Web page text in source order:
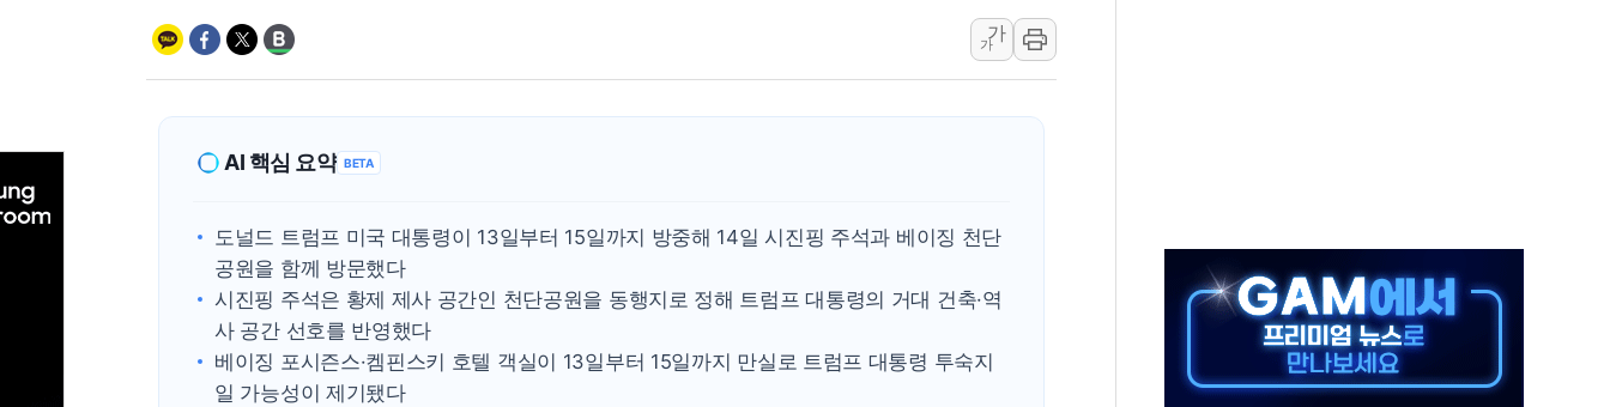
"최대 2시간 앞서 침수 예측"…건설연, AI 위험기상 기술 개발
유니슨 "국내생산세액공제·인증제도 개선 수혜 기대"
창호 교체하다 난간 무너져…대전서 50대 일용직 추락 사망
장동혁 "규제와 대출 풀고 재개발·재건축 촉진하는 것이 부동산 정상화"
日, 4~6월 105조원 환시 개입...4월 말 '56조원' 사상 최대
오렌지플래닛 창업재단, 스타트업 지원 프로그램 성료
경찰, '300억대 사기 혐의' 차가원 대표 구속 송치
가
가
AI 핵심 요약 BETA
도널드 트럼프 미국 대통령이 13일부터 15일까지 방중해 14일 시진핑 주석과 베이징 천단
공원을 함께 방문했다
시진핑 주석은 황제 제사 공간인 천단공원을 동행지로 정해 트럼프 대통령의 거대 건축·역
사 공간 선호를 반영했다
베이징 포시즌스·켐핀스키 호텔 객실이 13일부터 15일까지 만실로 트럼프 대통령 투숙지
일 가능성이 제기됐다